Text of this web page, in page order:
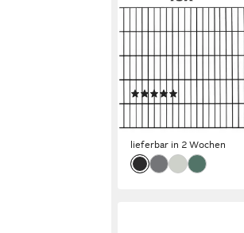
ALBERTS
Gesamtlänge: 4-30 m,
Einbetonieren
1.606,12 € UVP
-13%
lieferbar in 2 Wochen